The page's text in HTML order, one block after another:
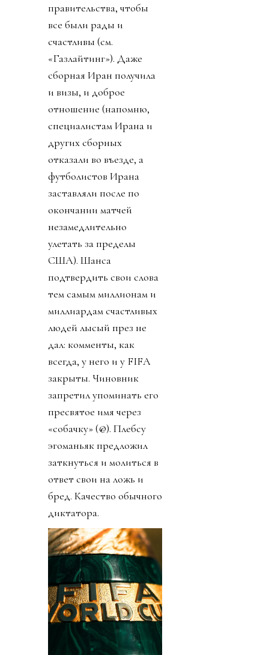
правительства, чтобы
все были рады и
счастливы (см.
«Газлайтинг»). Даже
сборная Иран получила
и визы, и доброе
отношение (напомню,
специалистам Ирана и
других сборных
отказали во въезде, а
футболистов Ирана
заставляли после по
окончании матчей
незамедлительно
улетать за пределы
США). Шанса
подтвердить свои слова
тем самым миллионам и
миллиардам счастливых
людей лысый през не
дал: комменты, как
всегда, у него и у FIFA
закрыты. Чиновник
запретил упоминать его
пресвятое имя через
«собачку» (@). Плебсу
эгоманьяк предложил
заткнуться и молиться в
ответ свои на ложь и
бред. Качество обычного
диктатора.